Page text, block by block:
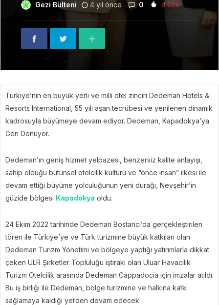
Gezi Bülteni 4 yıl önce 0 4.02k
Türkiye’nin en büyük yerli ve milli otel zinciri Dedeman Hotels &
Resorts International, 55 yılı aşan tecrübesi ve yenilenen dinamik
kadrosuyla büyümeye devam ediyor. Dedeman, Kapadokya’ya
Geri Dönüyor.
Dedeman’ın geniş hizmet yelpazesi, benzersiz kalite anlayışı,
sahip olduğu bütünsel otelcilik kültürü ve “önce insan” ilkesi ile
devam ettiği büyüme yolculuğunun yeni durağı, Nevşehir’in
güzide bölgesi Kapadokya oldu.
24 Ekim 2022 tarihinde Dedeman Bostancı’da gerçekleştirilen
tören ile Türkiye’ye ve Türk turizmine büyük katkıları olan
Dedeman Turizm Yönetimi ve bölgeye yaptığı yatırımlarla dikkat
çeken ULR Şirketler Topluluğu iştiraki olan Uluar Havacılık
Turizm Otelcilik arasında Dedeman Cappadocia için imzalar atıldı.
Bu iş birliği ile Dedeman, bölge turizmine ve halkına katkı
sağlamaya kaldığı yerden devam edecek.